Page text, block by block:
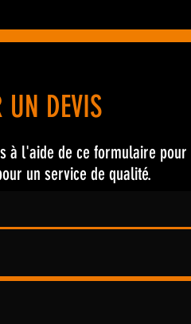
UN DEVIS
à l'aide de ce formulaire
un service de qualité.